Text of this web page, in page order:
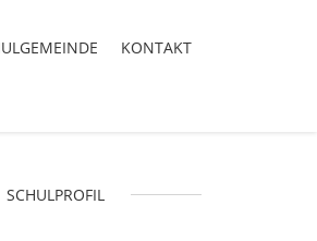
KONTAKT
SCHULPROFIL